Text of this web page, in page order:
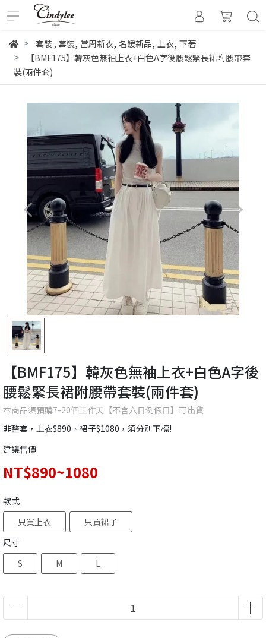
套裝, 套裝, 當周新衣, 名媛新品, 上衣, 下著
【BMF175】韓灰色無袖上衣+白色A字後腰鬆緊長裙附腰帶套
裝(兩件套)
【BMF175】韓灰色無袖上衣+白色A字後
腰鬆緊長裙附腰帶套裝(兩件套)
本商品須預購7-20個工作天【不含六日例假日】可出貨
非整套，上衣$890、裙子$1080，須分別下標!
建議售價
NT$890~1080
款式
只買上衣
只買裙子
尺寸
S
M L